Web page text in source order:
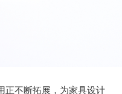
正不断拓展，为家具设计